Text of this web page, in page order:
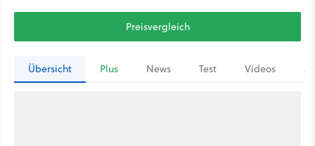
Preisvergleich
Übersicht Plus News Test Videos